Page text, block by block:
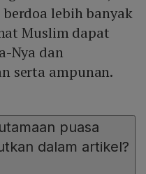
lebih banyak
Muslim dapat
Nya dan
serta ampunan.
puasa
dalam artikel?